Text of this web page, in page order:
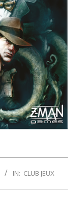
IN: CLUB JEUX